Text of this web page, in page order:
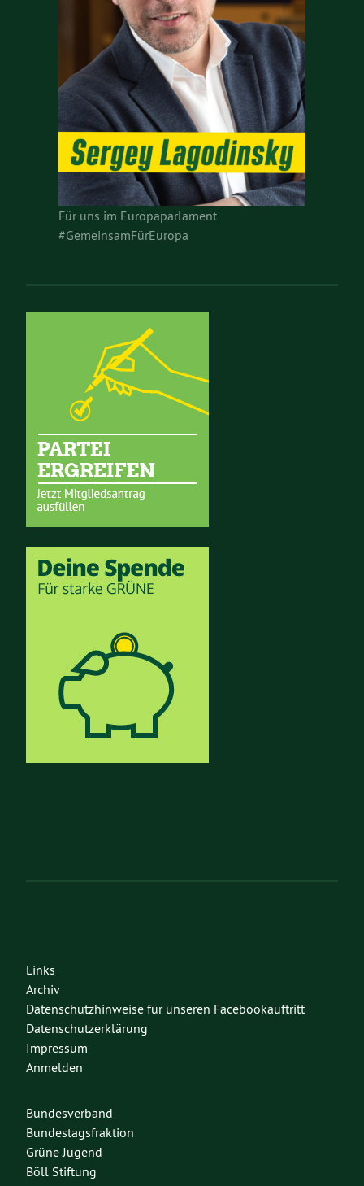
Für uns im Europaparlament
#GemeinsamFürEuropa
Links
Archiv
Datenschutzhinweise für unseren Facebookauftritt
Datenschutzerklärung
Impressum
Anmelden
Bundesverband
Bundestagsfraktion
Grüne Jugend
Böll Stiftung